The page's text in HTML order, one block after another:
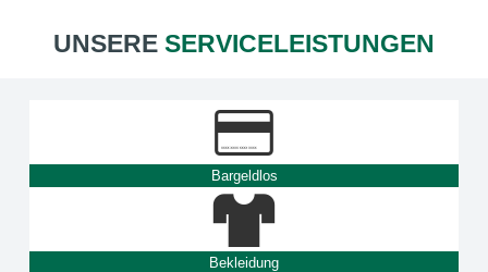
UNSERE SERVICELEISTUNGEN
Bargeldlos
Bekleidung